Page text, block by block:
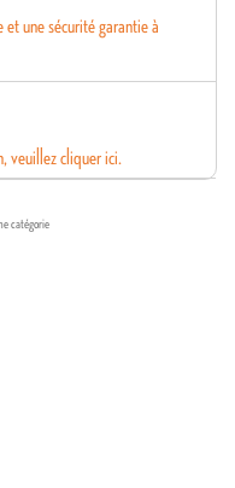
une sécurité garantie à
veuillez cliquer ici.
catégorie